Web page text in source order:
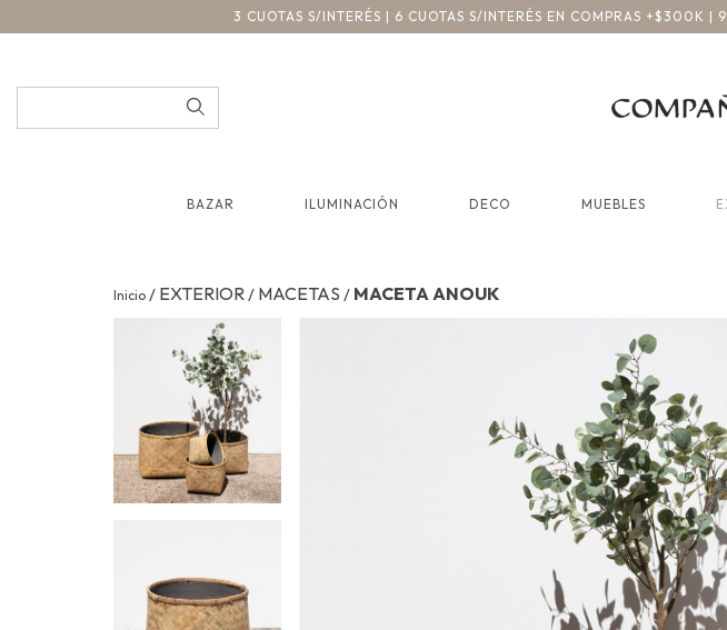
3 CUOTAS S/INTERÉS | 6 CUOTAS S/INTERÉS EN COMPRAS +$300K |
BAZAR ILUMINACIÓN DECO MUEBLES
Inicio / EXTERIOR/ MACETAS / MACETA ANOUK